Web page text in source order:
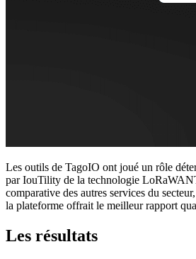
Les outils de TagoIO ont joué un rôle
par IouTility de la technologie
comparative des autres services du
la plateforme offrait le meilleur rapport
Les résultats